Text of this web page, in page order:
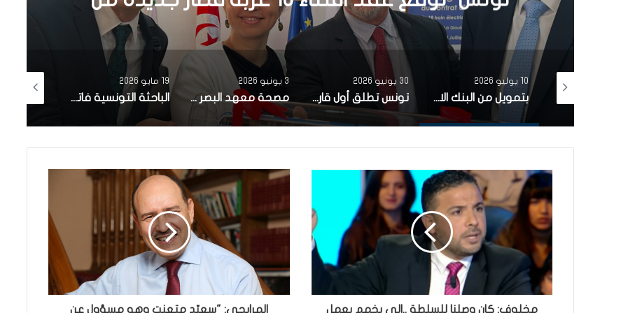
30 يونيو 2026
تونس تطلق أول قارب صيد كهربائي يعمل بالطاقة الشمسية في المتوسط
3 يونيو 2026
مصحة معهد البصر والشبكية بالبحيرة 1 تقوم باجراء اكثر من 50 عملية جراحية لازالة الماء الابيض مجانا لفائدة عدد من اهالي قفصة
19 مايو 2026
الباحثة التونسية فاتن المولدي تنجح في الحصول على براءة اختراع في الولايات المتحدة الأمريكية، وذلك بعد ابتكارها محركاً هجيناً ثورياً
12 أبريل 2026
تونس تحتل المرتبة الاولى افريقيا من حيث عدد النساء المطورات للبرمجيات
مخلوف: كان وصلنا للسلطة ..الي يخمم يعمل المرايحي: "سعيّد متعنت وهو مسؤول عن